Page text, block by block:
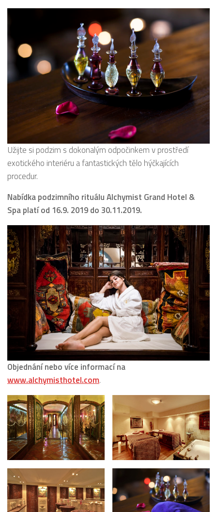
Užijte si podzim s dokonalým odpočinkem v prostředí
exotického interiéru a fantastických tělo hýčkajících
procedur.
Nabídka podzimního rituálu Alchymist Grand Hotel &
Spa platí od 16.9. 2019 do 30.11.2019.
Objednání nebo více informací na
www.alchymisthotel.com.